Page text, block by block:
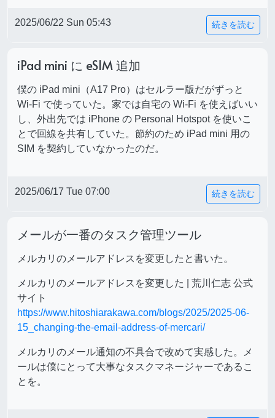
2025/06/22 Sun 05:43 続きを読む
iPad mini に eSIM 追加
僕の iPad mini（A17 Pro）はセルラー版だがずっと
Wi-Fi で使っていた。家では自宅の Wi-Fi を使えばいい
し、外出先では iPhone の Personal Hotspot を使いこ
とで回線を共有していた。節約のため iPad mini 用の
SIM を契約していなかったのだ。
2025/06/17 Tue 07:00 続きを読む
メールが一番のタスク管理ツール
メルカリのメールアドレスを変更したと書いた。
メルカリのメールアドレスを変更した | 荒川仁志 公式
サイト
https://www.hitoshiarakawa.com/blogs/2025/2025-06-
15_changing-the-email-address-of-mercari/
メルカリのメール通知の不具合で改めて実感した。メ
ールは僕にとって大事なタスクマネージャーであるこ
とを。